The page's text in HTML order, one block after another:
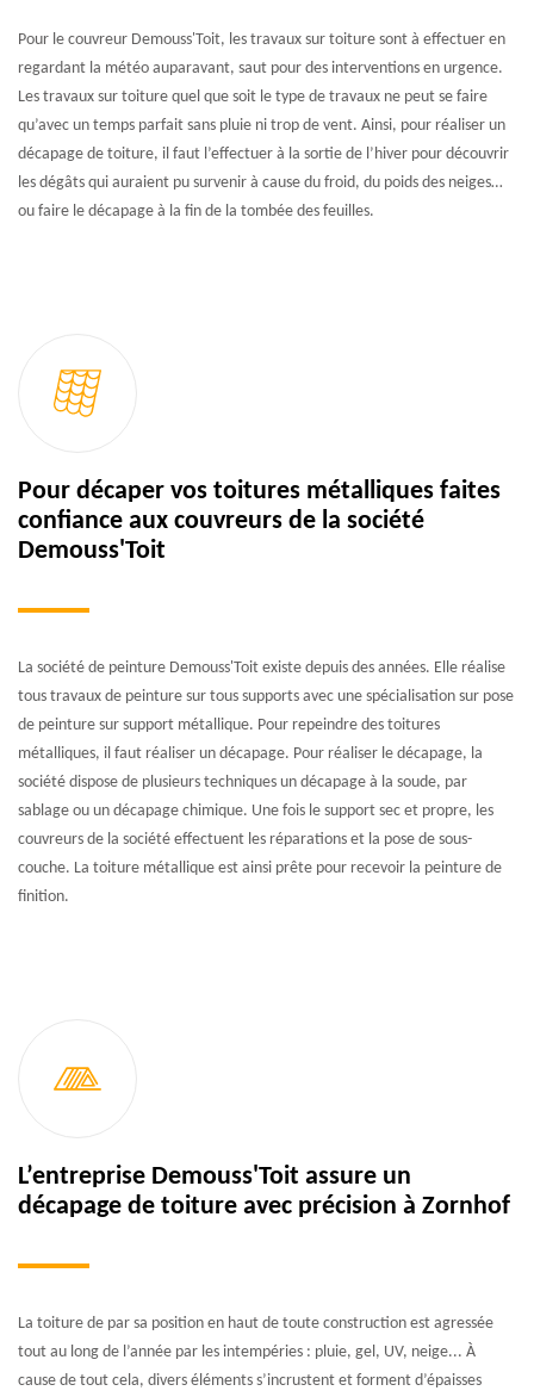
Pour le couvreur Demouss'Toit, les travaux sur toiture sont à effectuer en
regardant la météo auparavant, saut pour des interventions en urgence.
Les travaux sur toiture quel que soit le type de travaux ne peut se faire
qu’avec un temps parfait sans pluie ni trop de vent. Ainsi, pour réaliser un
décapage de toiture, il faut l’effectuer à la sortie de l’hiver pour découvrir
les dégâts qui auraient pu survenir à cause du froid, du poids des neiges…
ou faire le décapage à la fin de la tombée des feuilles.
Pour décaper vos toitures métalliques faites
confiance aux couvreurs de la société
Demouss'Toit
La société de peinture Demouss'Toit existe depuis des années. Elle réalise
tous travaux de peinture sur tous supports avec une spécialisation sur pose
de peinture sur support métallique. Pour repeindre des toitures
métalliques, il faut réaliser un décapage. Pour réaliser le décapage, la
société dispose de plusieurs techniques un décapage à la soude, par
sablage ou un décapage chimique. Une fois le support sec et propre, les
couvreurs de la société effectuent les réparations et la pose de sous-
couche. La toiture métallique est ainsi prête pour recevoir la peinture de
finition.
L’entreprise Demouss'Toit assure un
décapage de toiture avec précision à Zornhof
La toiture de par sa position en haut de toute construction est agressée
tout au long de l’année par les intempéries : pluie, gel, UV, neige... À
cause de tout cela, divers éléments s’incrustent et forment d’épaisses